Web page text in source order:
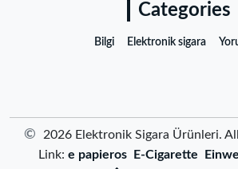
Categories
Bilgi Elektronik sigara
©
2026 ‌Elektronik Sigara Ürünleri‌.
Link: e papieros E-Cigarette